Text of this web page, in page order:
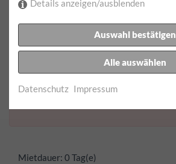
liegen!
Mietdauer: 0 Tag(e)
Details anzeigen/ausblenden
Auswahl bestätigen
Alle auswählen
Datenschutz Impressum